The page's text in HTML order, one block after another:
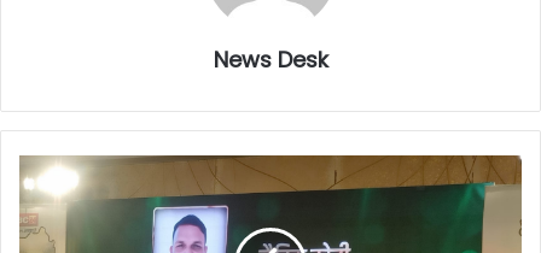
News Desk